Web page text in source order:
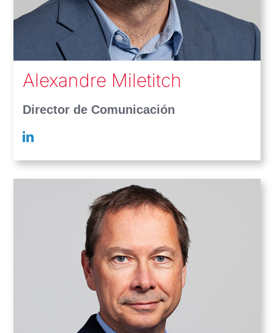
Alexandre Miletitch
Director de Comunicación